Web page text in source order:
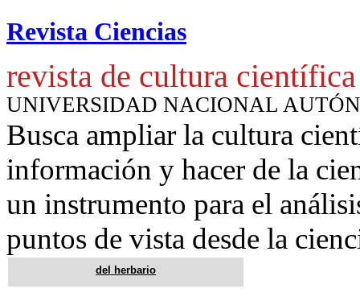
Revista Ciencias
revista de cultura científica
UNIVERSIDAD NACIONAL
Busca ampliar la cultura
información y hacer de la
un instrumento para el
puntos de vista desde la
del herbario